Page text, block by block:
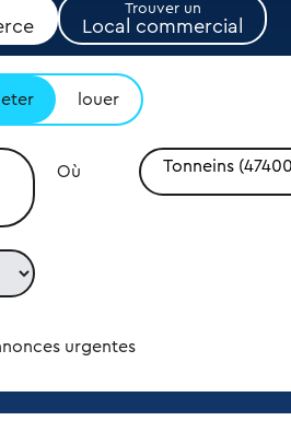
Trouver un
Local commercial
louer
Où Tonneins
urgentes